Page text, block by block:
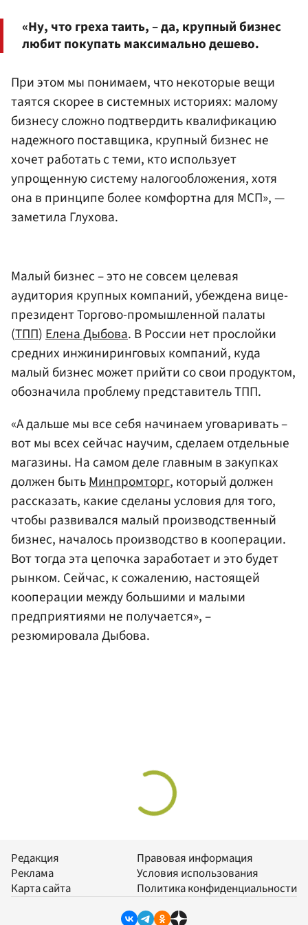
«Ну, что греха таить, – да, крупный бизнес
любит покупать максимально дешево.
При этом мы понимаем, что некоторые вещи
таятся скорее в системных историях: малому
бизнесу сложно подтвердить квалификацию
надежного поставщика, крупный бизнес не
хочет работать с теми, кто использует
упрощенную систему налогообложения, хотя
она в принципе более комфортна для МСП», —
заметила Глухова.
Малый бизнес – это не совсем целевая
аудитория крупных компаний, убеждена вице-
президент Торгово-промышленной палаты
(ТПП)Елена Дыбова. В России нет прослойки
средних инжиниринговых компаний, куда
малый бизнес может прийти со свои продуктом,
обозначила проблему представитель ТПП.
«А дальше мы все себя начинаем уговаривать –
вот мы всех сейчас научим, сделаем отдельные
магазины. На самом деле главным в закупках
должен бытьМинпромторг, который должен
рассказать, какие сделаны условия для того,
чтобы развивался малый производственный
бизнес, началось производство в кооперации.
Вот тогда эта цепочка заработает и это будет
рынком. Сейчас, к сожалению, настоящей
кооперации между большими и малыми
предприятиями не получается», –
резюмировала Дыбова.
Редакция
Реклама
Карта сайта
Правовая информация
Условия использования
Политика конфиденциальности